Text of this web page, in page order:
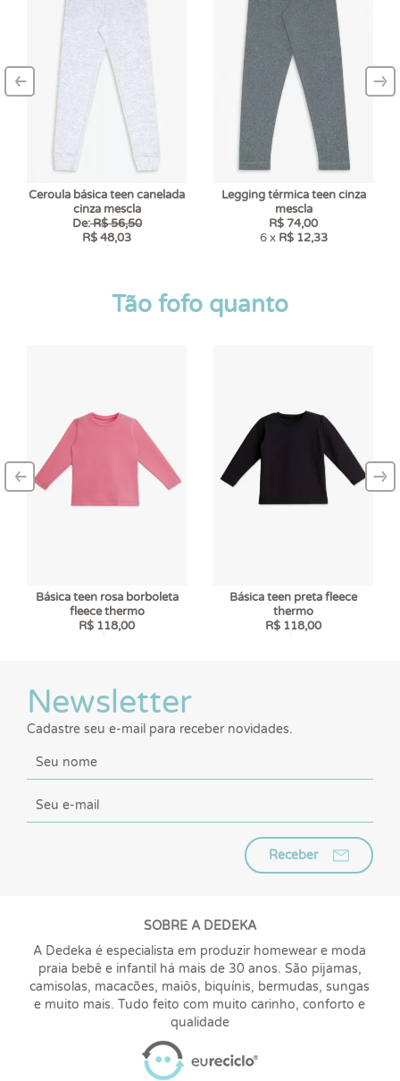
Ceroula básica teen canelada
cinza mescla
De:R$ 56,50
R$ 48,03
Legging térmica teen cinza
mescla
R$ 74,00
6 x R$ 12,33
–
‹ –
›
Tão fofo quanto
Básica teen rosa borboleta
fleece thermo
R$ 118,00
Básica teen preta fleece
thermo
R$ 118,00
–
‹ –
›
Newsletter
Cadastre seu e-mail para receber novidades.
Receber
SOBRE A DEDEKA
A Dedeka é especialista em produzir homewear e moda
praia bebê e infantil há mais de 30 anos. São pijamas,
camisolas, macacões, maiôs, biquínis, bermudas, sungas
e muito mais. Tudo feito com muito carinho, conforto e
qualidade